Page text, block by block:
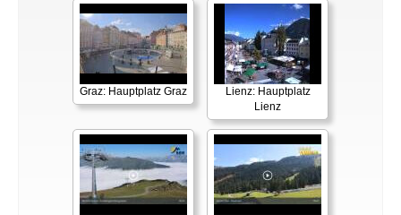
Graz: Hauptplatz Graz
Lienz: Hauptplatz
Lienz